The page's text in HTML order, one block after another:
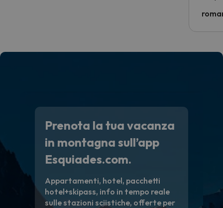
Prenota la tua vacanza
in montagna sull’app
Esquiades.com.
Appartamenti, hotel, pacchetti
hotel+skipass, info in tempo reale
sulle stazioni sciistiche, offerte per